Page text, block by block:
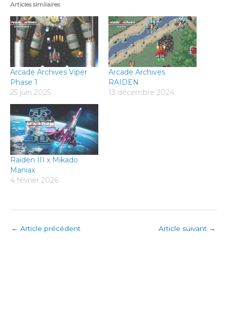
Articles similaires
Arcade Archives Viper
Phase 1
25 juin 2025
Arcade Archives
RAIDEN
13 décembre 2024
Raiden III x Mikado
Maniax
4 février 2026
← Article précédent Article suivant →